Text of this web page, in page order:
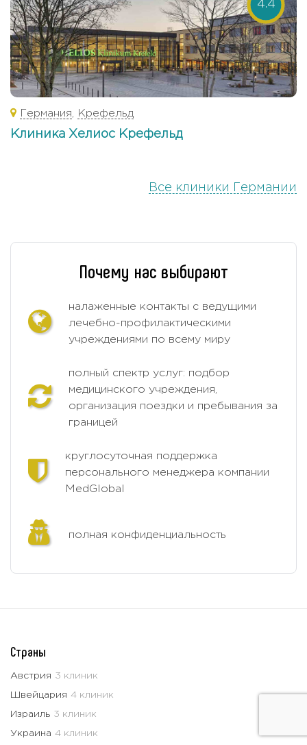
4.4
Германия Крефельд
Клиника Хелиос Крефельд
Все клиники Германии
Почему нас выбирают
налаженные контакты с ведущими
лечебно-профилактическими
учреждениями по всему миру
полный спектр услуг: подбор
медицинского учреждения,
организация поездки и пребывания за
границей
круглосуточная поддержка
персонального менеджера компании
MedGlobal
полная конфиденциальность
Страны
Австрия 3 клиник
Швейцария 4 клиник
Израиль 3 клиник
Украина 4 клиник